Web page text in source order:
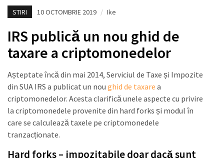
STIRI 10 OCTOMBRIE 2019 / Ike
IRS publică un nou ghid de
taxare a criptomonedelor
Așteptate încă din mai 2014, Serviciul de Taxe și Impozite
din SUA IRS a publicat un nou ghid de taxare a
criptomonedelor. Acesta clarifică unele aspecte cu privire
la criptomonedele provenite din hard forks și modul în
care se calculează taxele pe criptomonedele
tranzacționate.
Hard forks – impozitabile doar dacă sunt